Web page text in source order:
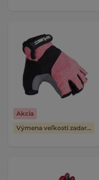
Akcia
Výmena veľkosti zadarmo